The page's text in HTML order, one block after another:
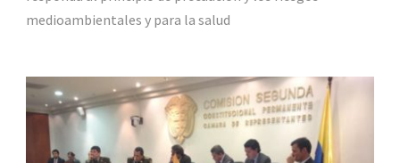
medioambientales y para la salud